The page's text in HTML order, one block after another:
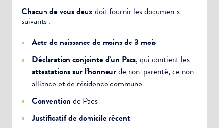
Chacun de vous deuxdoit fournir les documents
suivants :
Acte de naissance de moins de 3 mois
Déclaration conjointe d’un Pacs, qui contient les
attestations sur l’honneurde non-parenté, de non-
alliance et de résidence commune
Convention de Pacs
Justificatif de domicile récent